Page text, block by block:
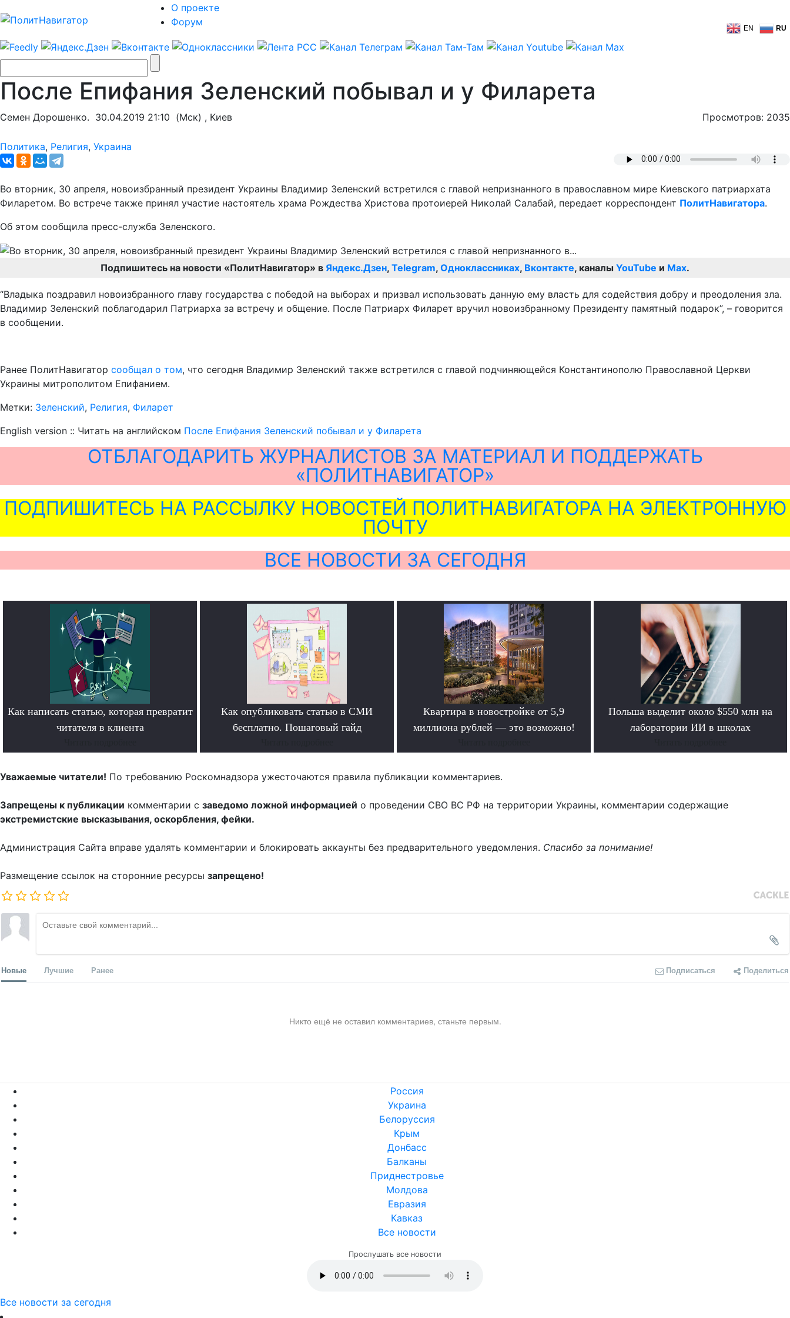
О проекте
Форум
EN RU
После Епифания Зеленский побывал и у Филарета
Семен Дорошенко. 30.04.2019 21:10 (Мск) , Киев Просмотров: 2035
Политика, Религия, Украина
Во вторник, 30 апреля, новоизбранный президент Украины Владимир Зеленский встретился с главой непризнанного в православном мире Киевского патриархата
Филаретом. Во встрече также принял участие настоятель храма Рождества Христова протоиерей Николай Салабай, передает корреспондент ПолитНавигатора.
Об этом сообщила пресс-служба Зеленского.
Подпишитесь на новости «ПолитНавигатор» в Яндекс.Дзен, Telegram, Одноклассниках, Вконтакте, каналы YouTube и Max.
“Владыка поздравил новоизбранного главу государства с победой на выборах и призвал использовать данную ему власть для содействия добру и преодоления зла.
Владимир Зеленский поблагодарил Патриарха за встречу и общение. После Патриарх Филарет вручил новоизбранному Президенту памятный подарок”, – говорится
в сообщении.
Ранее ПолитНавигатор сообщал о том, что сегодня Владимир Зеленский также встретился с главой подчиняющейся Константинополю Православной Церкви
Украины митрополитом Епифанием.
Метки: Зеленский, Религия, Филарет
English version :: Читать на английском После Епифания Зеленский побывал и у Филарета
ОТБЛАГОДАРИТЬ ЖУРНАЛИСТОВ ЗА МАТЕРИАЛ И ПОДДЕРЖАТЬ
«ПОЛИТНАВИГАТОР»
ПОДПИШИТЕСЬ НА РАССЫЛКУ НОВОСТЕЙ ПОЛИТНАВИГАТОРА НА ЭЛЕКТРОННУЮ
ПОЧТУ
ВСЕ НОВОСТИ ЗА СЕГОДНЯ
Как написать статью, которая превратит
читателя в клиента
Как опубликовать статью в СМИ
бесплатно. Пошаговый гайд
Квартира в новостройке от 5,9
миллиона рублей — это возможно!
Польша выделит около $550 млн на
лаборатории ИИ в школах
Уважаемые читатели! По требованию Роскомнадзора ужесточаются правила публикации комментариев.
Запрещены к публикации комментарии с заведомо ложной информацией о проведении СВО ВС РФ на территории Украины, комментарии содержащие
экстремистские высказывания, оскорбления, фейки.
Администрация Сайта вправе удалять комментарии и блокировать аккаунты без предварительного уведомления. Спасибо за понимание!
Размещение ссылок на сторонние ресурсы запрещено!
Новые Лучшие Ранее Подписаться Поделиться
Никто ещё не оставил комментариев, станьте первым.
Россия
Украина
Белоруссия
Крым
Донбасс
Балканы
Приднестровье
Молдова
Евразия
Кавказ
Все новости
Прослушать все новости
Все новости за сегодня